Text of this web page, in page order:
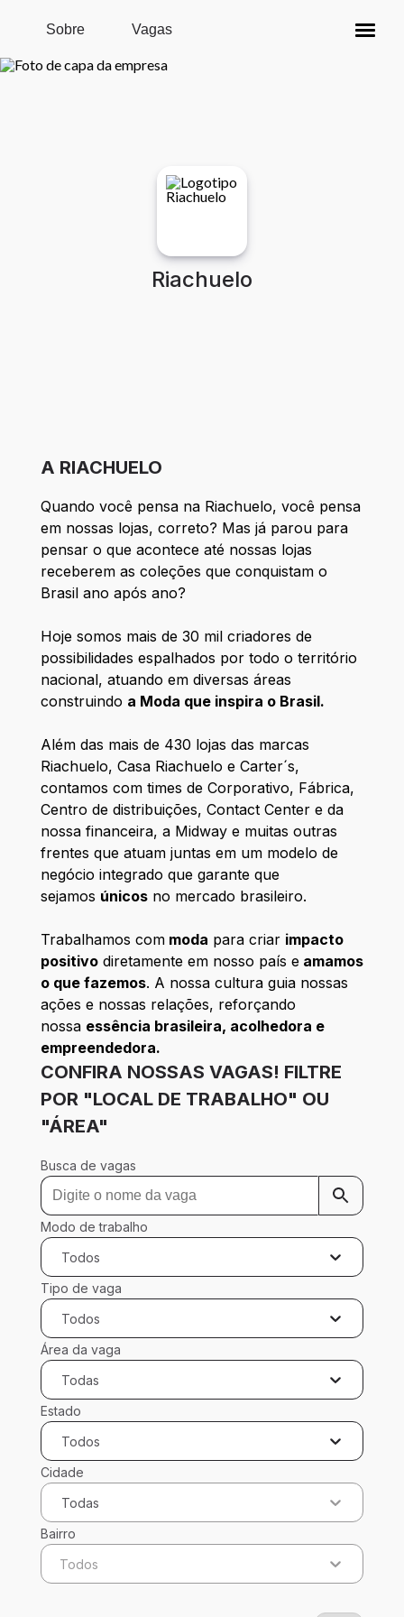
Pular para o conteúdo principal
Sobre Vagas
Riachuelo
A RIACHUELO
Quando você pensa na Riachuelo, você pensa
em nossas lojas, correto? Mas já parou para
pensar o que acontece até nossas lojas
receberem as coleções que conquistam o
Brasil ano após ano?
Hoje somos mais de 30 mil criadores de
possibilidades espalhados por todo o território
nacional, atuando em diversas áreas
construindo a Moda que inspira o Brasil.
Além das mais de 430 lojas das marcas
Riachuelo, Casa Riachuelo e Carter´s,
contamos com times de Corporativo, Fábrica,
Centro de distribuições, Contact Center e da
nossa financeira, a Midway e muitas outras
frentes que atuam juntas em um modelo de
negócio integrado que garante que
sejamos únicosno mercado brasileiro.
Trabalhamos commoda para criar impacto
positivodiretamente em nosso país eamamos
o que fazemos. A nossa cultura guia nossas
ações e nossas relações, reforçando
nossa essência brasileira, acolhedora e
empreendedora.
CONFIRA NOSSAS VAGAS! FILTRE
POR "LOCAL DE TRABALHO" OU
"ÁREA"
Busca de vagas
Modo de trabalho
Todos
Tipo de vaga
Todos
Área da vaga
Todas
Estado
Todos
Cidade
Todas
Bairro
Todos